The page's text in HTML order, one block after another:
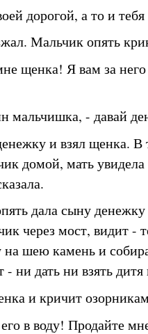
дорогой, а то и
Мальчик опять
щенка! Я вам за
мальчишка, - давай
и взял щенка. В
домой, мать
дала сыну
через мост, видит -
на шею камень и
ни дать ни взять дитя
и кричит
в воду! Продайте